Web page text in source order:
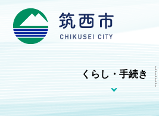
くらし・手続き